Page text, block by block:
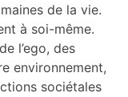
de la vie.
à soi-même.
l’ego, des
environnement,
sociétales